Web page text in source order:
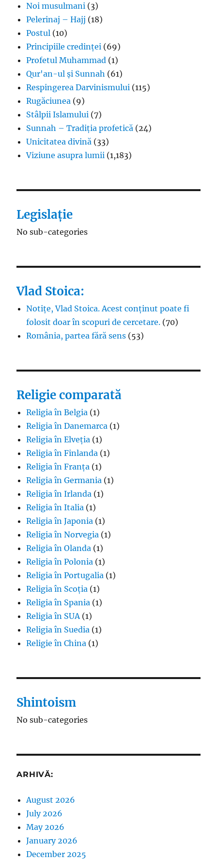
Noi musulmani (3)
Pelerinaj – Hajj (18)
Postul (10)
Principiile credinței (69)
Profetul Muhammad (1)
Qur'an-ul și Sunnah (61)
Respingerea Darvinismului (115)
Rugăciunea (9)
Stâlpii Islamului (7)
Sunnah – Tradiția profetică (24)
Unicitatea divină (33)
Viziune asupra lumii (1,183)
Legislație
No sub-categories
Vlad Stoica:
Notițe, Vlad Stoica. Acest conținut poate fi
folosit doar în scopuri de cercetare. (70)
România, partea fără sens (53)
Religie comparată
Religia în Belgia (1)
Religia în Danemarca (1)
Religia în Elveția (1)
Religia în Finlanda (1)
Religia în Franța (1)
Religia în Germania (1)
Religia în Irlanda (1)
Religia în Italia (1)
Religia în Japonia (1)
Religia în Norvegia (1)
Religia în Olanda (1)
Religia în Polonia (1)
Religia în Portugalia (1)
Religia în Scoția (1)
Religia în Spania (1)
Religia în SUA (1)
Religia în Suedia (1)
Religie în China (1)
Shintoism
No sub-categories
ARHIVĂ:
August 2026
July 2026
May 2026
January 2026
December 2025